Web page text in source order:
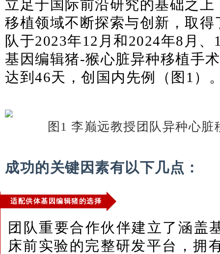
立足于国际前沿研究的基础之
移植领域不断探索与创新，取
队于2023年12月和2024年8月
基因编辑猪-猴心脏异种移植手
达到46天，创国内先例（图1）
图1 李巅远教授团队异种心
成功的关键因素有以下几点：
适配供体基因编辑猪的选择
团队重要合作伙伴建立了涵盖
床前实验的完整研发平台，拥